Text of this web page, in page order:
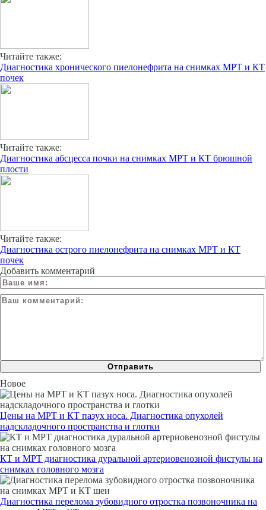
Читайте также:
Диагностика хронического пиелонефрита на снимках МРТ и КТ
почек
Читайте также:
Диагностика абсцесса почки на снимках МРТ и КТ брюшной
плости
Читайте также:
Диагностика острого пиелонефрита на снимках МРТ и КТ
почек
Добавить комментарий
Новое
Цены на МРТ и КТ пазух носа. Диагностика опухолей
надскладочного пространства и глотки
КТ и МРТ диагностика дуральной артериовенозной фистулы на
снимках головного мозга
Диагностика перелома зубовидного отростка позвоночника на